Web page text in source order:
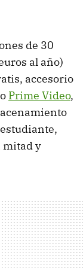
de 30
al año)
accesorio
Prime Video,
mitad y